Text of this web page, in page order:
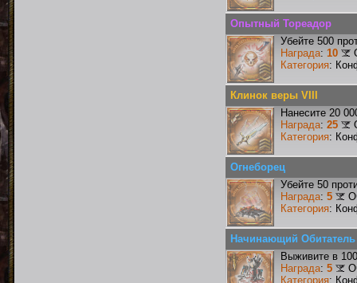
Опытный Тореадор
Убейте 500
Награда: 10
Категория:
Клинок веры VIII
Нанесите 20
Награда: 25
Категория:
Огнеборец
Убейте 50
Награда: 5
Категория:
Начинающий
Выживите в
Награда: 5
Категория: